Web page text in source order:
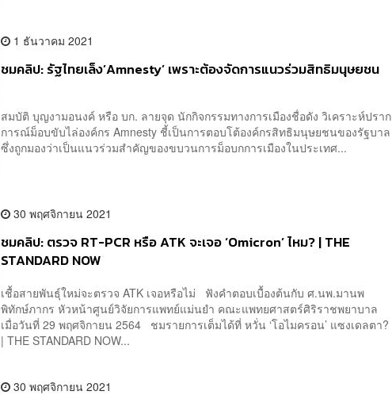
1 ธันวาคม 2021
ชมคลิป: รัฐไทยเล็ง’Amnesty’ เพราะต้องจัดการแนวร่วมสิทธิมนุษยชน
สมบัติ บุญงามอนงค์ หรือ บก. ลายจุด นักกิจกรรมทางการเมืองชื่อดัง วิเคราะห์ปราก
การณ์ม็อบขับไล่องค์กร Amnesty ชี้เป็นการตอบโต้องค์กรสิทธิมนุษยชนของรัฐบาล
ซึ่งถูกมองว่าเป็นแนวร่วมสำคัญของขบวนการม็อบกการเมืองในประเทศ...
30 พฤศจิกายน 2021
ชมคลิป: ตรวจ RT-PCR หรือ ATK จะเจอ ‘Omicron’ ไหม? | THE
STANDARD NOW
เชื้อสายพันธุ์ใหม่จะตรวจ ATK เจอหรือไม่ ฟังคำตอบเบื้องต้นกับ ศ.นพ.มานพ
พิทักษ์ภากร หัวหน้าศูนย์วิจัยการแพทย์แม่นยำ คณะแพทยศาสตร์ศิริราชพยาบาล
เมื่อวันที่ 29 พฤศจิกายน 2564 ชมรายการเต็มได้ที่ หวั่น ‘โอไมครอน’ แซงเดลตา?
| THE STANDARD NOW...
30 พฤศจิกายน 2021